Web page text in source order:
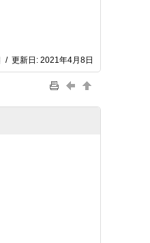
/ 更新日: 2021年4月8日